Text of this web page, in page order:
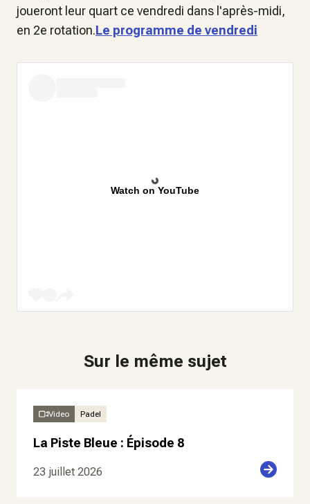
joueront leur quart ce vendredi dans l'après-midi,
en 2e rotation.Le programme de vendredi
Watch on YouTube
Sur le même sujet
Video Padel
La Piste Bleue : Épisode 8
23 juillet 2026